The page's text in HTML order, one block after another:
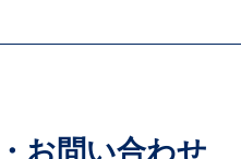
お問い合わせ